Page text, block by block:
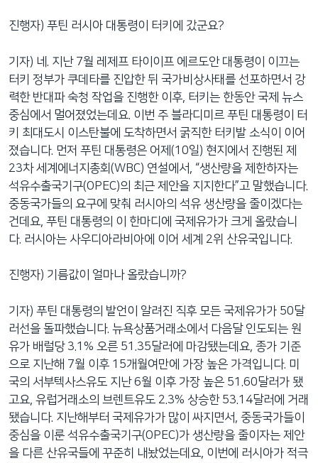
진행자) 푸틴 러시아 대통령이 터키에 갔군요?
기자) 네. 지난 7월 레제프 타이이프 에르도안 대통령이 이끄는
터키 정부가 쿠데타를 진압한 뒤 국가비상사태를 선포하면서 강
력한 반대파 숙청 작업을 진행한 이후, 터키는 한동안 국제 뉴스
중심에서 멀어졌었는데요. 이번 주 블라디미르 푸틴 대통령이 터
키 최대도시 이스탄불에 도착하면서 굵직한 터키발 소식이 이어
졌습니다. 먼저 푸틴 대통령은 어제(10일) 현지에서 진행된 제
23차 세계에너지총회(WBC) 연설에서, “생산량을 제한하자는
석유수출국기구(OPEC)의 최근 제안을 지지한다”고 말했습니다.
중동국가들의 요구에 맞춰 러시아의 석유 생산량을 줄이겠다는
건데요, 푸틴 대통령의 이 한마디에 국제유가가 크게 올랐습니
다. 러시아는 사우디아라비아에 이어 세계 2위 산유국입니다.
진행자) 기름값이 얼마나 올랐습니까?
기자) 푸틴 대통령의 발언이 알려진 직후 모든 국제유가가 50달
러선을 돌파했습니다. 뉴욕상품거래소에서 다음달 인도되는 원
유가 배럴당 3.1% 오른 51.35달러에 마감됐는데요, 종가 기준
으로 지난해 7월 이후 15개월여만에 가장 높은 가격입니다. 미
국의 서부텍사스유도 지난 6월 이후 가장 높은 51.60달러가 됐
고요, 유럽거래소의 브렌트유도 2.3% 상승한 53.14달러에 거래
됐습니다. 지난해부터 국제유가가 많이 싸지면서, 중동국가들이
중심을 이룬 석유수출국기구(OPEC)가 생산량을 줄이자는 제안
을 다른 산유국들에 꾸준히 내놨었는데요, 이번에 러시아가 적극